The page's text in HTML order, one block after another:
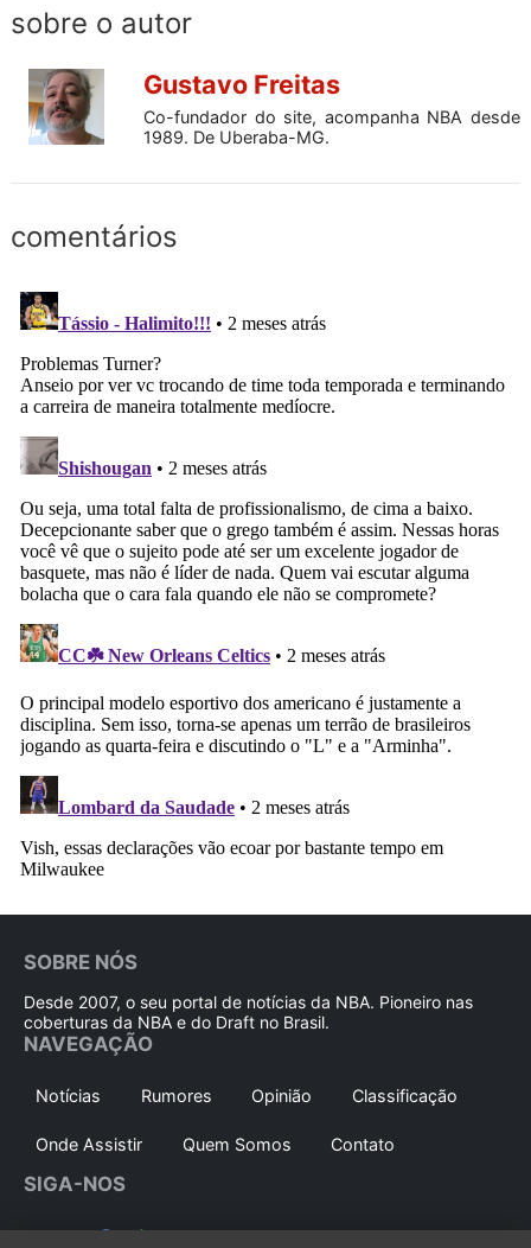
sobre o autor
Gustavo Freitas
Co-fundador do site, acompanha NBA desde
1989. De Uberaba-MG.
comentários
SOBRE NÓS
Desde 2007, o seu portal de notícias da NBA. Pioneiro nas
coberturas da NBA e do Draft no Brasil.
NAVEGAÇÃO
Notícias Rumores Opinião Classificação
Onde Assistir Quem Somos Contato
SIGA-NOS